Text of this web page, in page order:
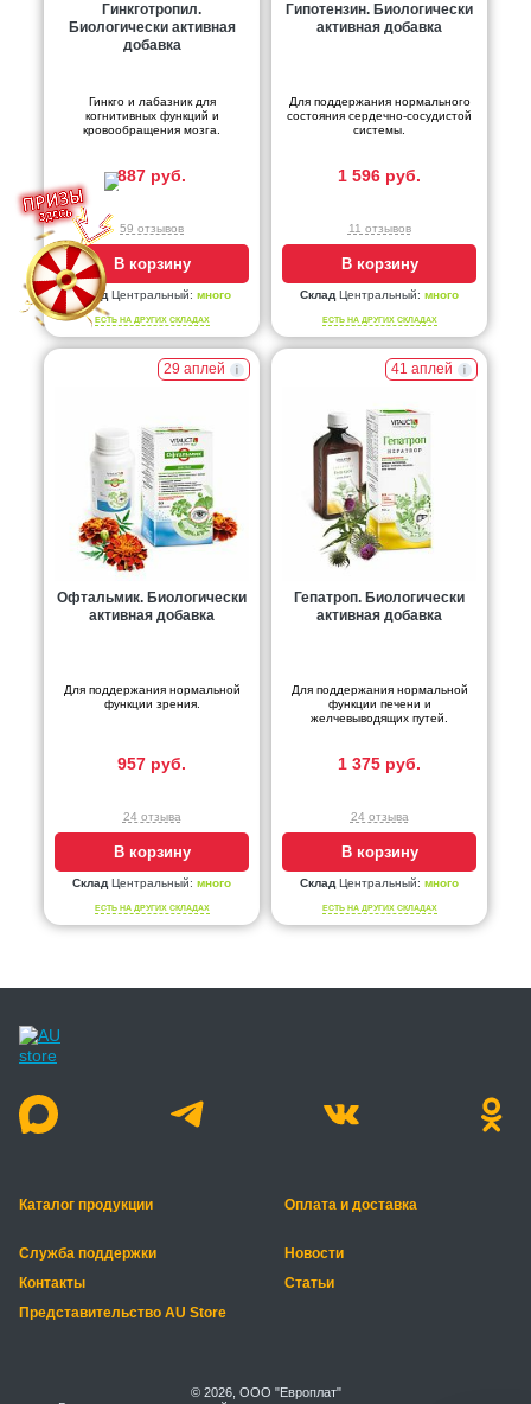
Гинкготропил.
Биологически активная
добавка
Гинкго и лабазник для
когнитивных функций и
кровообращения мозга.
887 руб.
59 отзывов
В корзину
Склад Центральный: много
ЕСТЬ НА ДРУГИХ СКЛАДАХ
Гипотензин. Биологически
активная добавка
Для поддержания нормального
состояния сердечно-сосудистой
системы.
1 596 руб.
11 отзывов
В корзину
Склад Центральный: много
ЕСТЬ НА ДРУГИХ СКЛАДАХ
29 аплей
Офтальмик. Биологически
активная добавка
Для поддержания нормальной
функции зрения.
957 руб.
24 отзыва
В корзину
Склад Центральный: много
ЕСТЬ НА ДРУГИХ СКЛАДАХ
41 аплей
Гепатроп. Биологически
активная добавка
Для поддержания нормальной
функции печени и
желчевыводящих путей.
1 375 руб.
24 отзыва
В корзину
Склад Центральный: много
ЕСТЬ НА ДРУГИХ СКЛАДАХ
Каталог продукции Оплата и доставка
Служба поддержки
Новости
Контакты
Статьи
Представительство AU Store
© 2026, ООО "Европлат"